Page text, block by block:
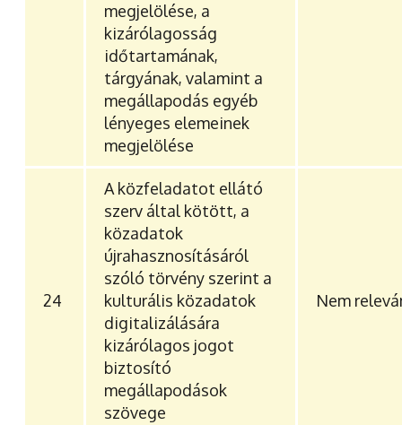
megjelölése, a
kizárólagosság
időtartamának,
tárgyának, valamint a
megállapodás egyéb
lényeges elemeinek
megjelölése
24
A közfeladatot ellátó
szerv által kötött, a
közadatok
újrahasznosításáról
szóló törvény szerint a
kulturális közadatok
digitalizálására
kizárólagos jogot
biztosító
megállapodások
szövege
Nem